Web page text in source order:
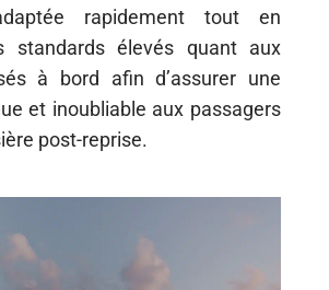
rapidement tout en
standards élevés quant aux
à bord afin d’assurer une
et inoubliable aux passagers
post-reprise.